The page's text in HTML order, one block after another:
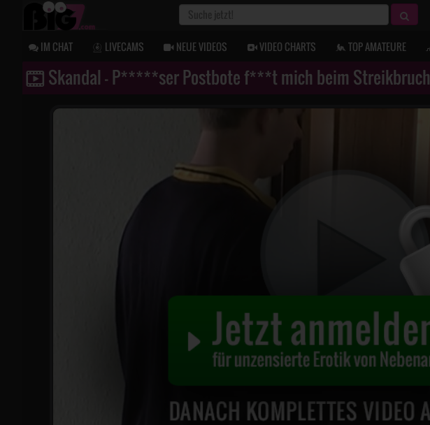
IM CHAT LIVECAMS NEUE VIDEOS VIDEO CHARTS TOP AMATEURE
Skandal - P*****ser Postbote f***t mich beim Streikbruch